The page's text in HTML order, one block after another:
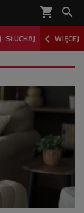
shopping_cart 
SŁUCHAJ  WIĘCEJ
